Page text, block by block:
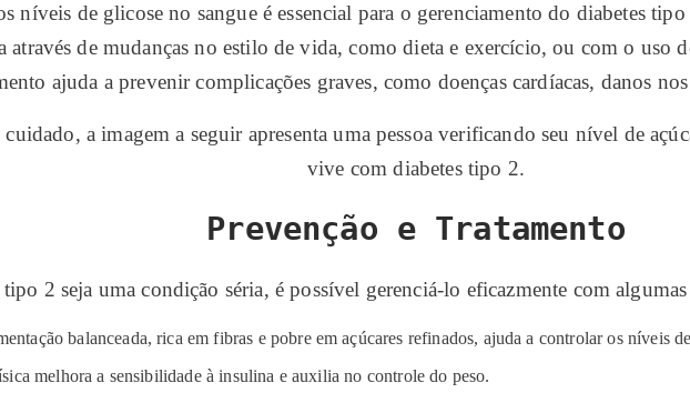
níveis de glicose no sangue é essencial para o gerenciamento do diabetes
através de mudanças no estilo de vida, como dieta e exercício, ou com o uso
ajuda a prevenir complicações graves, como doenças cardíacas, danos
a imagem a seguir apresenta uma pessoa verificando seu nível de
vive com diabetes tipo 2.
Prevenção e Tratamento
2 seja uma condição séria, é possível gerenciá-lo eficazmente com
balanceada, rica em fibras e pobre em açúcares refinados, ajuda a controlar os níveis
melhora a sensibilidade à insulina e auxilia no controle do peso.